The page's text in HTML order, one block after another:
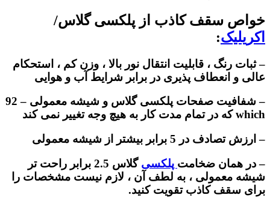
خواص سقف کاذب از پلکسی گلاس/
اکریلیک:
– ثبات رنگ ، قابلیت انتقال نور بالا ، وزن کم ، استحکام
عالی و انعطاف پذیری در برابر شرایط آب و هوایی
– شفافیت صفحات پلکسی گلاس و شیشه معمولی – 92
which که در تمام مدت کار به هیچ وجه تغییر نمی کند
– ارزش تصادف در 5 برابر بیشتر از شیشه معمولی
– در همان ضخامت پلکسی
گلاس 2.5 برابر راحت تر
شیشه معمولی ، به لطف آن ، لازم نیست مشخصات را
برای سقف کاذب تقویت کنید.